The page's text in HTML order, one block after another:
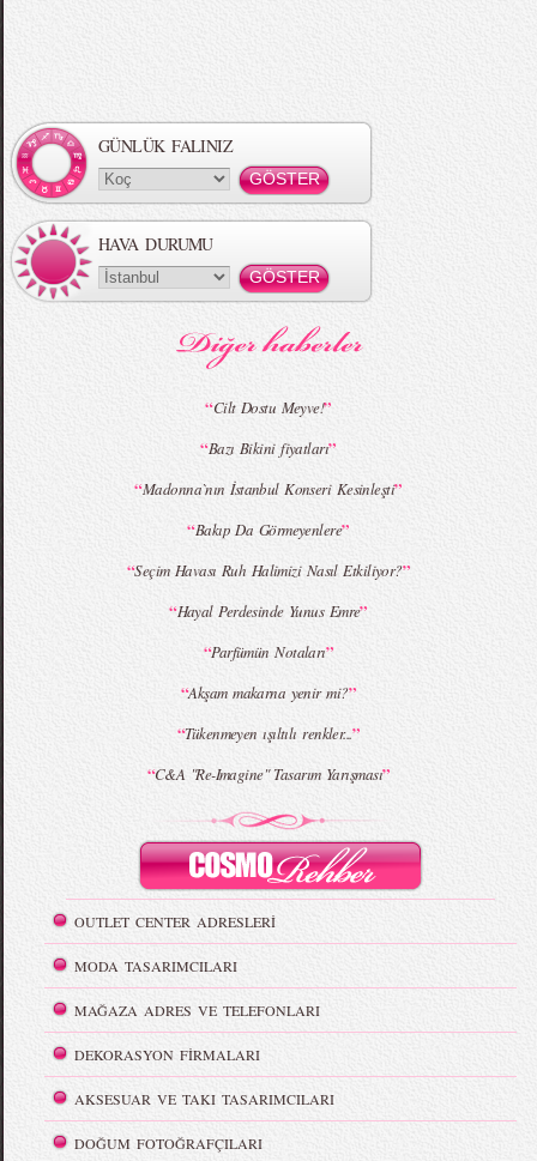
MBFWI - Gülçin Çengel 2015 Yaz
MBFWI - Zeynep Erdoğan 2015 Yaz
MBFWI - Giray Sepin 2015 Yaz Koleksiyonu MBFWI - Burçe Bekrek 2015 Yaz Koleksiyonu
GÜNLÜK FALINIZ
HAVA DURUMU
“Cilt Dostu Meyve!”
“Bazı Bikini fiyatları”
“Madonna`nın İstanbul Konseri Kesinleşti”
“Bakıp Da Görmeyenlere”
“Seçim Havası Ruh Halimizi Nasıl Etkiliyor?”
“Hayal Perdesinde Yunus Emre”
“Parfümün Notaları”
“Akşam makarna yenir mi?”
“Tükenmeyen ışıltılı renkler...”
“C&A "Re-Imagine" Tasarım Yarışması”
OUTLET CENTER ADRESLERİ
MODA TASARIMCILARI
MAĞAZA ADRES VE TELEFONLARI
DEKORASYON FİRMALARI
AKSESUAR VE TAKI TASARIMCILARI
DOĞUM FOTOĞRAFÇILARI